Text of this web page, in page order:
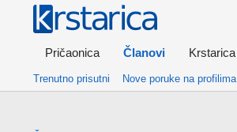
Pričaonica Članovi Krstarica
Trenutno prisutni Nove poruke na profilima